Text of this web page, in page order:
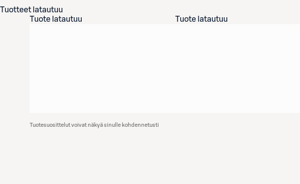
Tuotteet latautuu
Tuote latautuu
Tuote latautuu
Tuotesuosittelut voivat näkyä sinulle kohdennetusti